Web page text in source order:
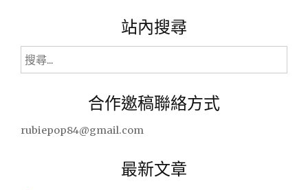
站內搜尋
搜
尋
合作邀稿聯絡方式
rubiepop84@gmail.com
最新文章